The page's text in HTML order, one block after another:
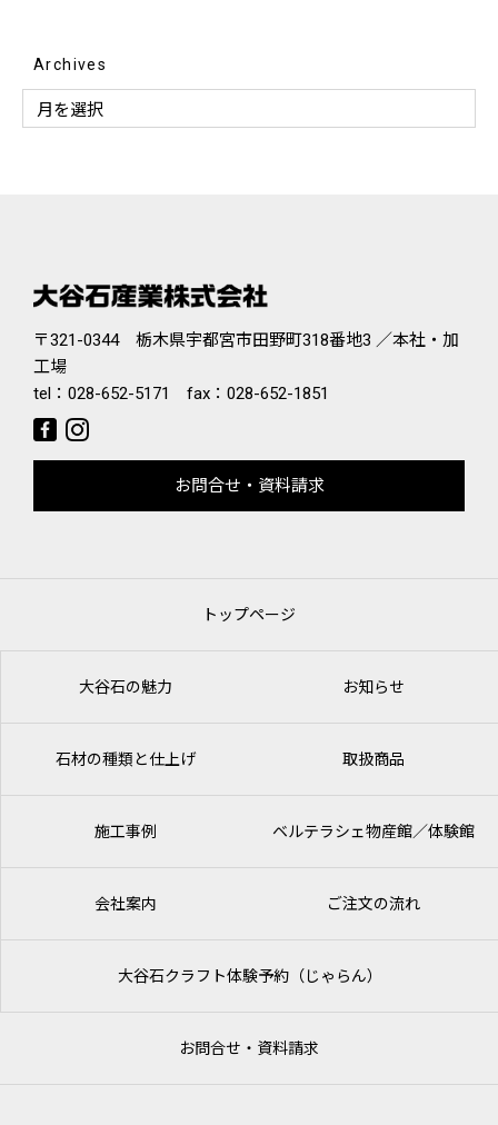
Archives
〒321-0344 栃木県宇都宮市田野町318番地3 ／本社・加
工場
tel： 028-652-5171 fax：028-652-1851
お問合せ・資料請求
トップページ
大谷石の魅力 お知らせ
石材の種類と仕上げ 取扱商品
施工事例 ベルテラシェ物産館／体験館
会社案内 ご注文の流れ
大谷石クラフト体験予約（じゃらん）
お問合せ・資料請求